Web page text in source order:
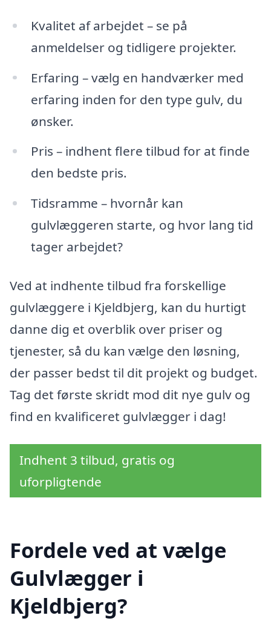
Kvalitet af arbejdet – se på
anmeldelser og tidligere projekter.
Erfaring – vælg en handværker med
erfaring inden for den type gulv, du
ønsker.
Pris – indhent flere tilbud for at finde
den bedste pris.
Tidsramme – hvornår kan
gulvlæggeren starte, og hvor lang tid
tager arbejdet?
Ved at indhente tilbud fra forskellige
gulvlæggere i Kjeldbjerg, kan du hurtigt
danne dig et overblik over priser og
tjenester, så du kan vælge den løsning,
der passer bedst til dit projekt og budget.
Tag det første skridt mod dit nye gulv og
find en kvalificeret gulvlægger i dag!
Indhent 3 tilbud, gratis og
uforpligtende
Fordele ved at vælge
Gulvlægger i
Kjeldbjerg?